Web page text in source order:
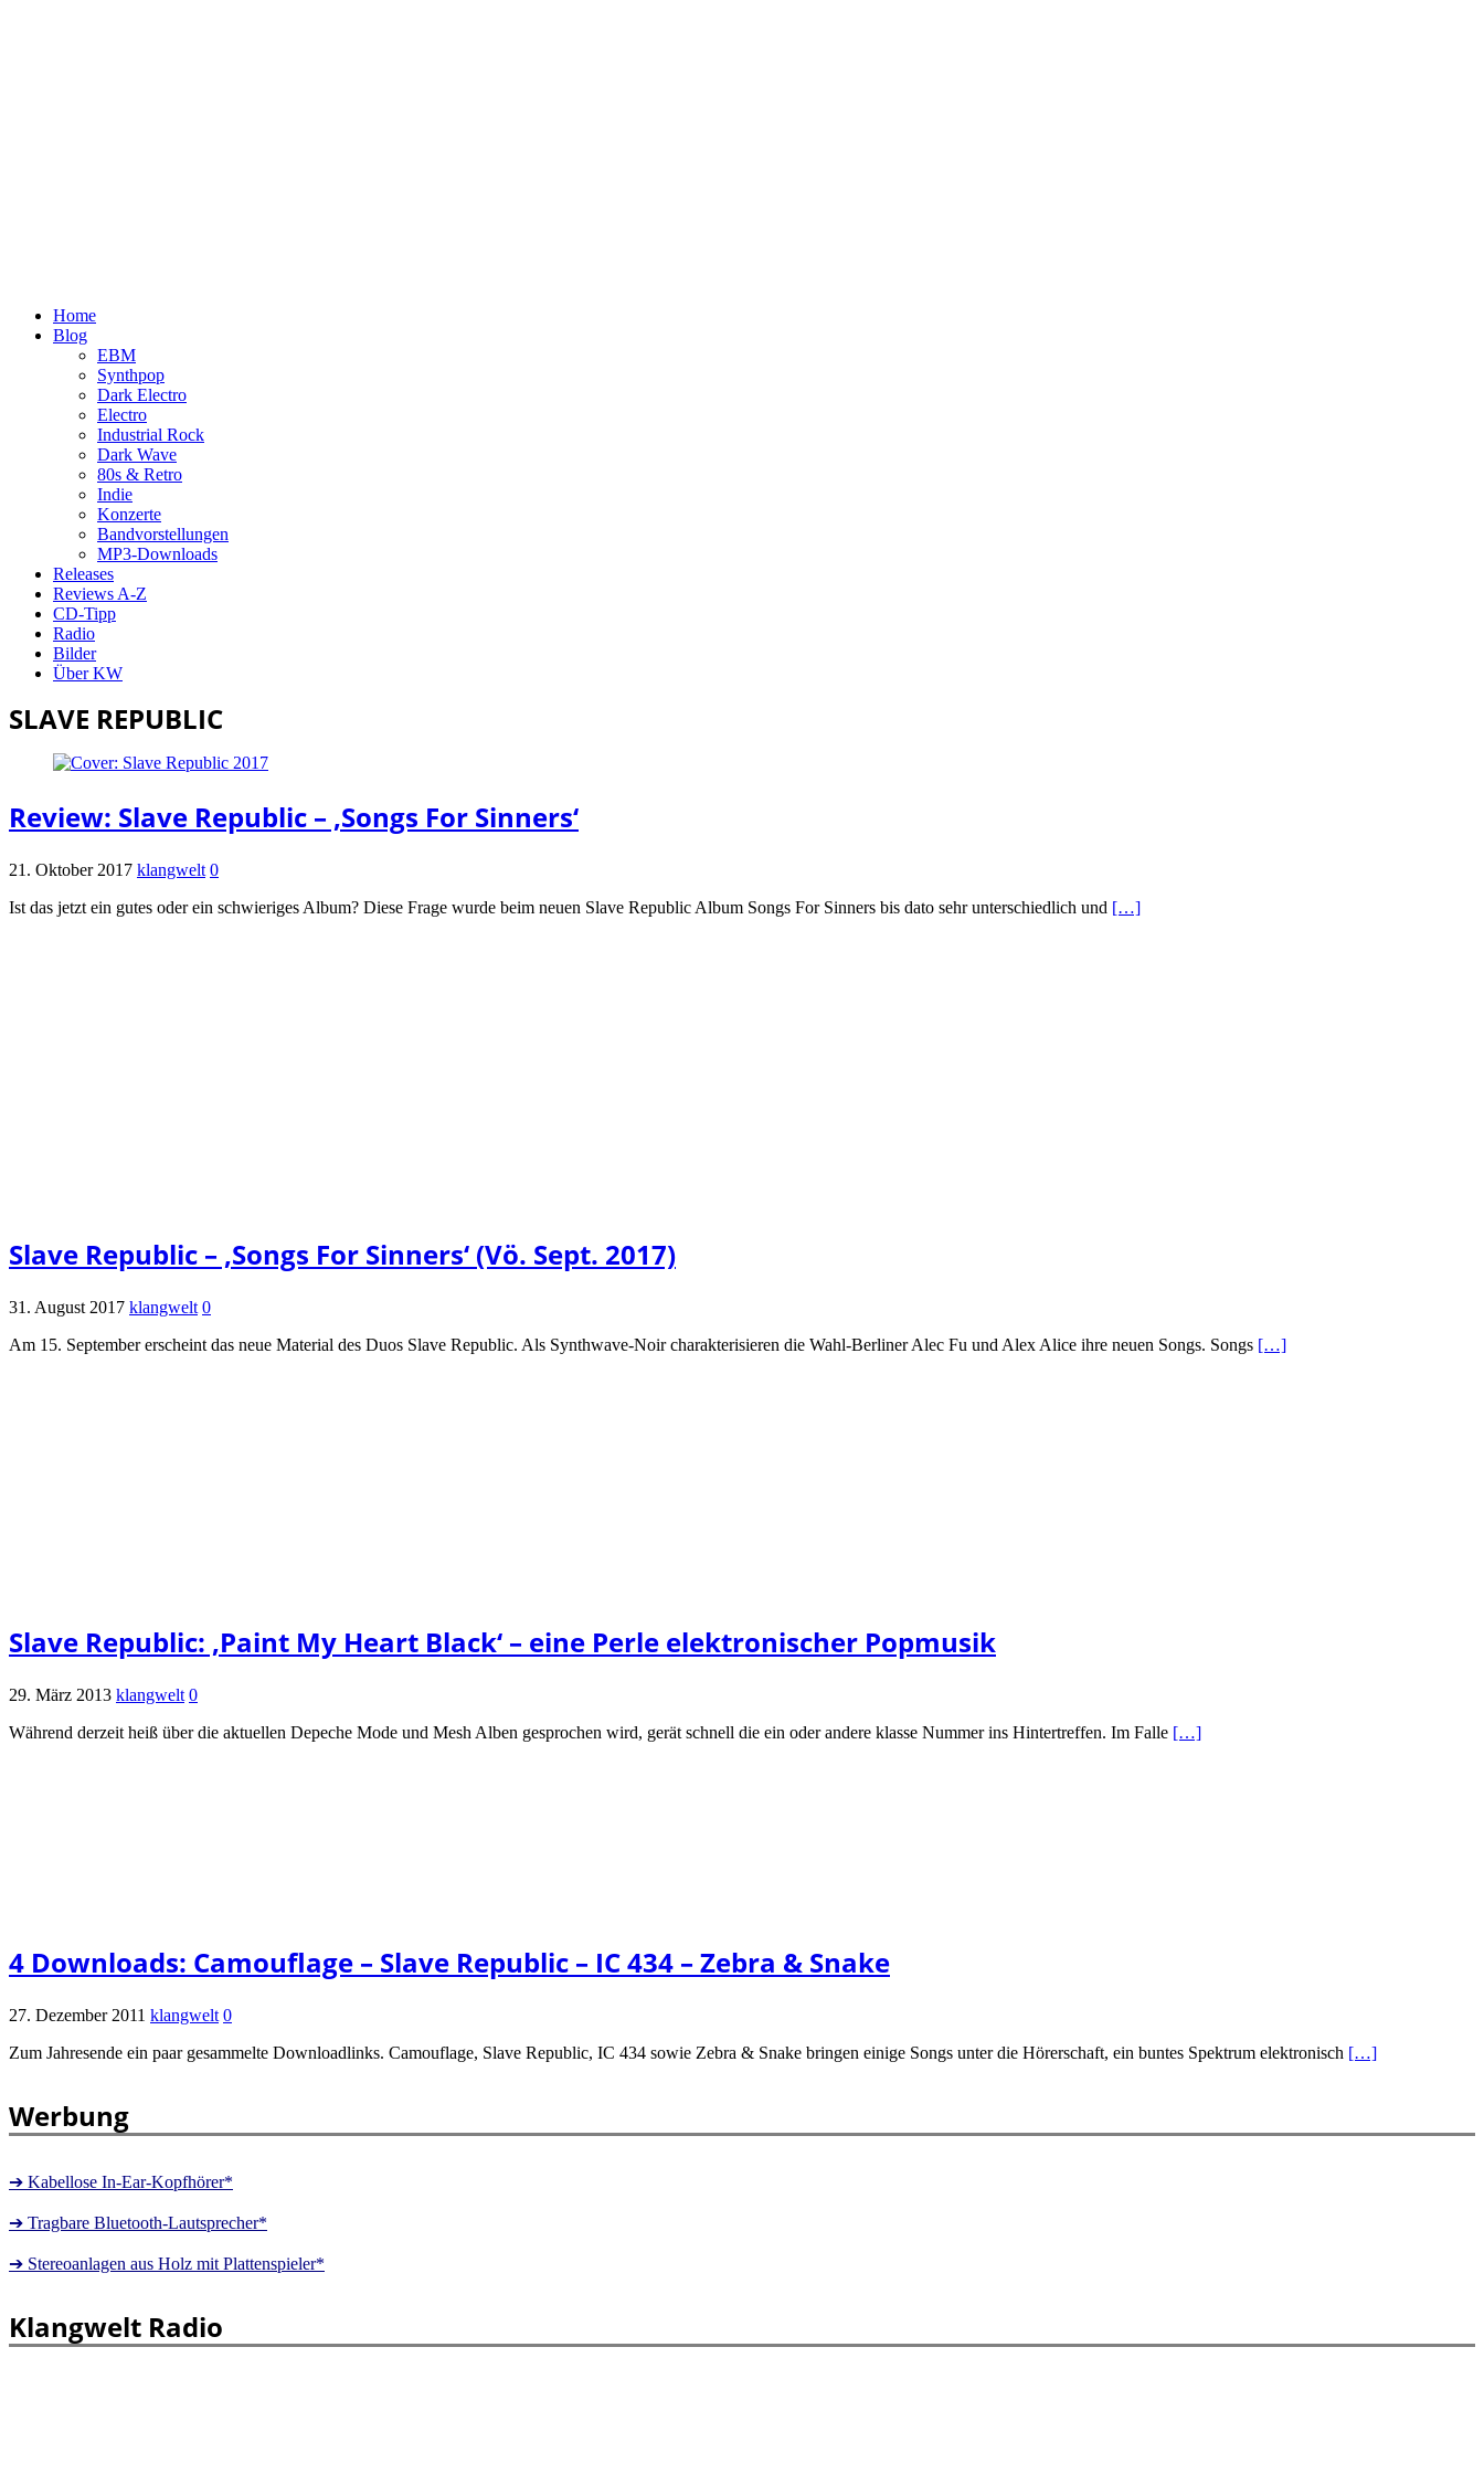
Home
Blog
EBM
Synthpop
Dark Electro
Electro
Industrial Rock
Dark Wave
80s & Retro
Indie
Konzerte
Bandvorstellungen
MP3-Downloads
Releases
Reviews A-Z
CD-Tipp
Radio
Bilder
Über KW
SLAVE REPUBLIC
Review: Slave Republic – ‚Songs For Sinners‘
21. Oktober 2017 klangwelt 0
Ist das jetzt ein gutes oder ein schwieriges Album? Diese Frage wurde beim neuen Slave Republic Album Songs For Sinners bis dato sehr unterschiedlich und […]
Slave Republic – ‚Songs For Sinners‘ (Vö. Sept. 2017)
31. August 2017 klangwelt 0
Am 15. September erscheint das neue Material des Duos Slave Republic. Als Synthwave-Noir charakterisieren die Wahl-Berliner Alec Fu und Alex Alice ihre neuen Songs. Songs […]
Slave Republic: ‚Paint My Heart Black‘ – eine Perle elektronischer Popmusik
29. März 2013 klangwelt 0
Während derzeit heiß über die aktuellen Depeche Mode und Mesh Alben gesprochen wird, gerät schnell die ein oder andere klasse Nummer ins Hintertreffen. Im Falle […]
4 Downloads: Camouflage – Slave Republic – IC 434 – Zebra & Snake
27. Dezember 2011 klangwelt 0
Zum Jahresende ein paar gesammelte Downloadlinks. Camouflage, Slave Republic, IC 434 sowie Zebra & Snake bringen einige Songs unter die Hörerschaft, ein buntes Spektrum elektronisch […]
Werbung
➔ Kabellose In-Ear-Kopfhörer*
➔ Tragbare Bluetooth-Lautsprecher*
➔ Stereoanlagen aus Holz mit Plattenspieler*
Klangwelt Radio